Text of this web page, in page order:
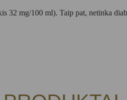
32 mg/100 ml). Taip pat, netinka